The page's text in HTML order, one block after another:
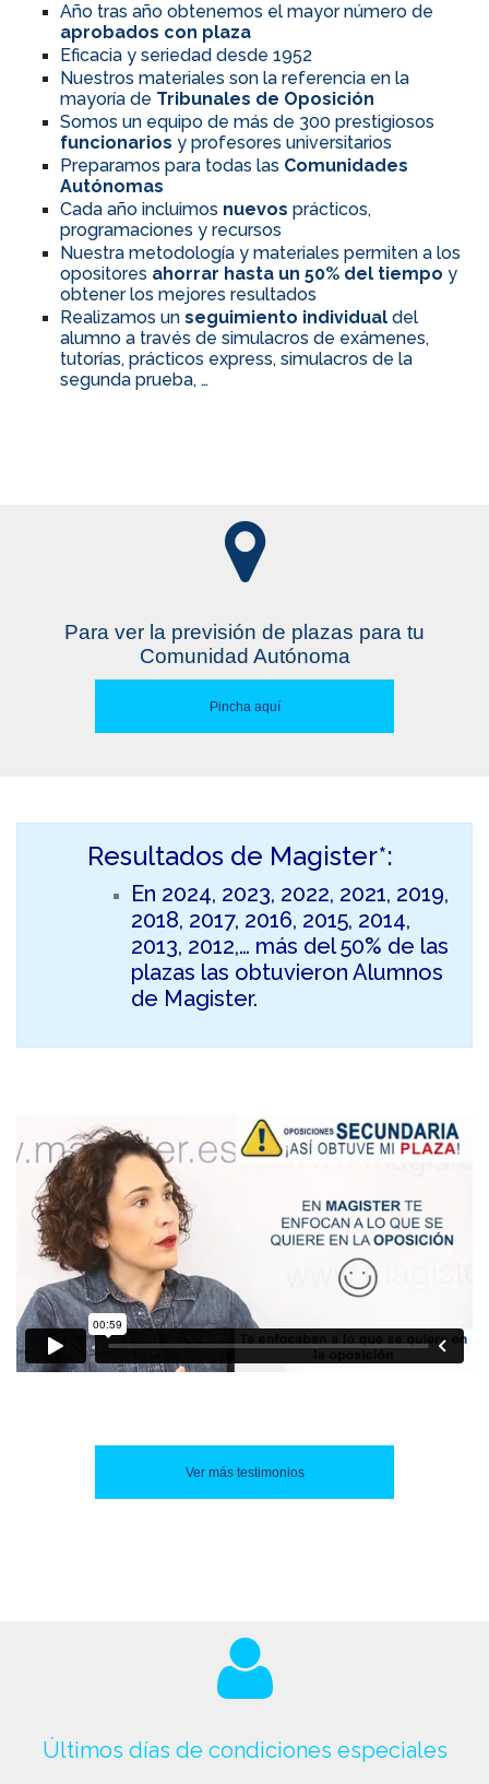
Año tras año obtenemos el mayor número de
aprobados con plaza
Eficacia y seriedad desde 1952
Nuestros materiales son la referencia en la
mayoría de Tribunales de Oposición
Somos un equipo de más de 300 prestigiosos
funcionarios y profesores universitarios
Preparamos para todas las Comunidades
Autónomas
Cada año incluimos nuevos prácticos,
programaciones y recursos
Nuestra metodología y materiales permiten a los
opositores ahorrar hasta un 50% del tiempo y
obtener los mejores resultados
Realizamos un seguimiento individual del
alumno a través de simulacros de exámenes,
tutorías, prácticos express, simulacros de la
segunda prueba, …
Para ver la previsión de plazas para tu
Comunidad Autónoma
Pincha aquí
Resultados de Magister*:
En 2024, 2023, 2022, 2021, 2019,
2018, 2017, 2016, 2015, 2014,
2013, 2012,… más del 50% de las
plazas las obtuvieron Alumnos
de Magister.
Ver más testimonios
Últimos días de condiciones especiales